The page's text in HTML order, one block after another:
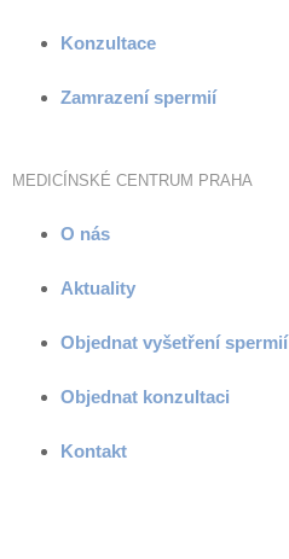
Konzultace
Zamrazení spermií
MEDICÍNSKÉ CENTRUM PRAHA
O nás
Aktuality
Objednat vyšetření spermií
Objednat konzultaci
Kontakt